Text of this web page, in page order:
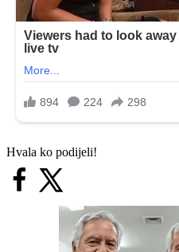
Hvala ko podijeli!